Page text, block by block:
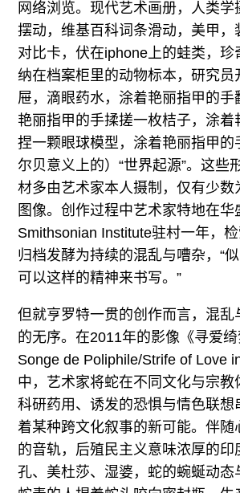
网络浏览。现代艺术画册，人类学
摆动，维基百科词条滑动，美甲，
对比卡，伏在iphone上的蛙类，珍
纳在档案柜里的动物标本，研究员
屉，滴眼药水，涂着艳丽指甲的手
艳丽指甲的手揉搓一枚桔子，涂着
捏一颗眼球模型，涂着艳丽指甲的
尔贝意义上的）“世界起源”。这些
材多由艺术家本人摄制，仅有少数
图像。创作过程中艺术家特地在华
Smithsonian Institute驻村一年，
归档发酵为持续的混乱与嘈杂，“
可以这样的精神来书写。”
但就亨罗特一贯的创作而言，混乱
的无序。在2011年的影像《寻爱
Songe de Poliphile/Strife of Love
中，艺术家将蛇在不同文化与宗教
科研药用、诱发的恐惧与情色联想
着某种跨文化叙事的新可能。伴随
的音轨，后殖民主义意味浓厚的印
孔、美杜莎、湿婆，蛇的蜿蜒动态